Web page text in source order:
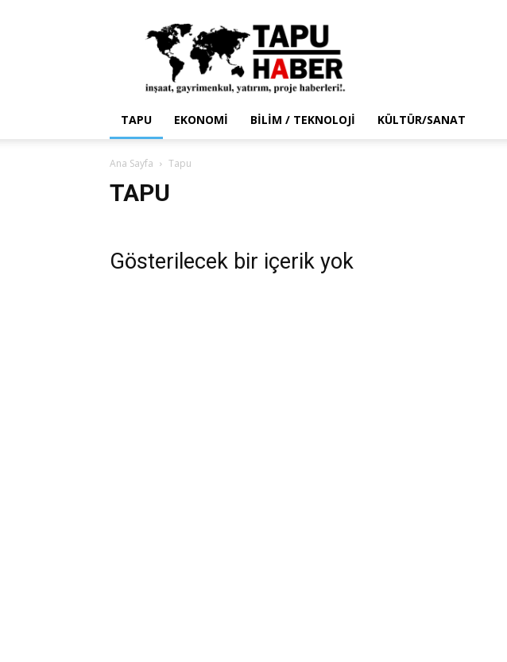
Tapu
Haber
TAPU EKONOMI BILIM / TEKNOLOJI KÜLTÜR/SANAT
Ana Sayfa Tapu
TAPU
Gösterilecek bir içerik yok